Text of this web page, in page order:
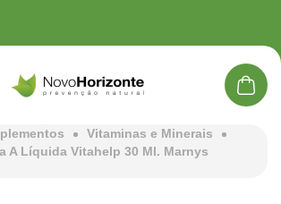
Vitaminas e Minerais
A Líquida Vitahelp 30 Ml. Marnys